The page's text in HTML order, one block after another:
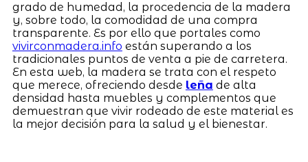
grado de humedad, la procedencia de la madera
y, sobre todo, la comodidad de una compra
transparente. Es por ello que portales como
vivirconmadera.info están superando a los
tradicionales puntos de venta a pie de carretera.
En esta web, la madera se trata con el respeto
que merece, ofreciendo desde leña de alta
densidad hasta muebles y complementos que
demuestran que vivir rodeado de este material es
la mejor decisión para la salud y el bienestar.